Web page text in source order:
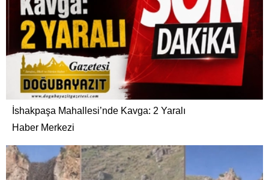
İshakpaşa Mahallesi’nde Kavga: 2 Yaralı
Haber Merkezi